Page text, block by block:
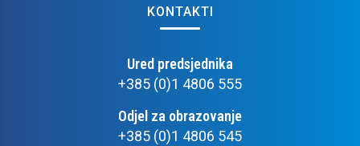
KONTAKTI
Ured predsjednika
+385 (0)1 4806 555
Odjel za obrazovanje
+385 (0)1 4806 545